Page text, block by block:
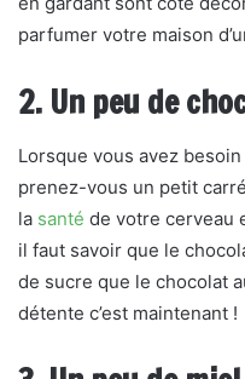
parfumer votre maison
2. Un peu de
Lorsque vous avez
prenez-vous un petit
la santé de votre cerveau
il faut savoir que le
de sucre que le chocolat
détente c’est maintenant !